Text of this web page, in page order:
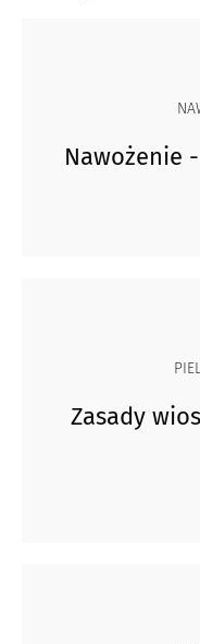
Nawożenie
Zasady